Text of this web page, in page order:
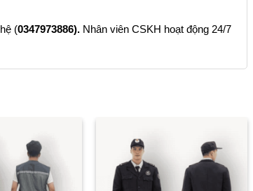
(0347973886). Nhân viên CSKH hoạt động 24/7